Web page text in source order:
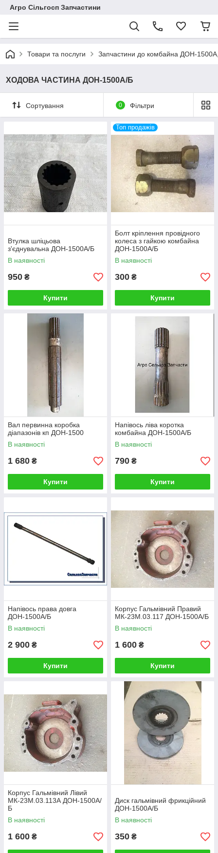
Агро Сільгосп Запчастини
Товари та послуги Запчастини до комбайна ДОН-
ХОДОВА ЧАСТИНА ДОН-1500А/Б
Сортування 0 Фільтри
Втулка шліцьова
з'єднувальна ДОН-1500А/Б
В наявності
950 ₴
Купити
Топ продажів
Болт кріплення провідного
колеса з гайкою комбайна
ДОН-1500А/Б
В наявності
300 ₴
Купити
Вал первинна коробка
діапазонів кп ДОН-1500
В наявності
1 680 ₴
Купити
Напівось ліва коротка
комбайна ДОН-1500А/Б
В наявності
790 ₴
Купити
Напівось права довга
ДОН-1500А/Б
В наявності
2 900 ₴
Купити
Корпус Гальмівний Правий
МК-23М.03.117 ДОН-1500А/Б
В наявності
1 600 ₴
Купити
Корпус Гальмівний Лівий
МК-23М.03.113А ДОН-1500А/
Б
В наявності
1 600 ₴
Диск гальмівний фрикційний
ДОН-1500А/Б
В наявності
350 ₴